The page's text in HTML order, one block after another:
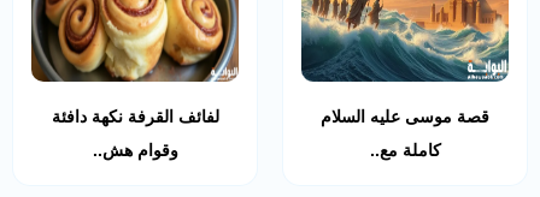
قصة موسى عليه السلام
كاملة مع..
لفائف القرفة نكهة دافئة
وقوام هش..